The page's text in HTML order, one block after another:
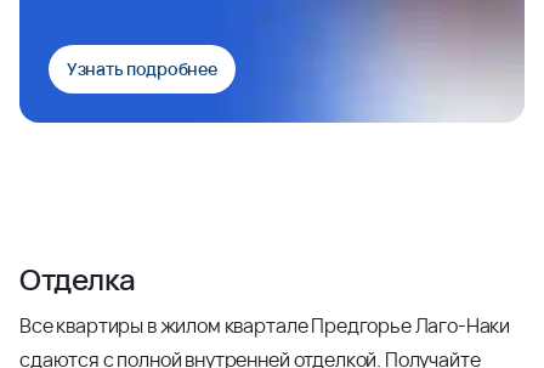
Узнать подробнее
Отделка
Все квартиры в жилом квартале Предгорье Лаго-Наки
сдаются с полной внутренней отделкой. Получайте